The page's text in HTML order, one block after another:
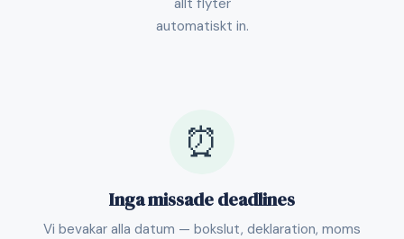
allt flyter
automatiskt in.
⏰
Inga missade deadlines
Vi bevakar alla datum — bokslut, deklaration, moms